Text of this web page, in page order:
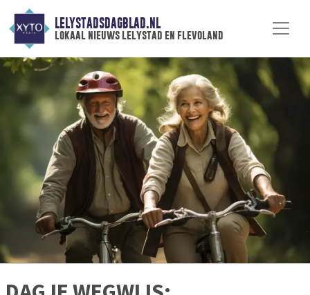
LELYSTADSDAGBLAD.NL
lokaal nieuws lelystad en flevoland